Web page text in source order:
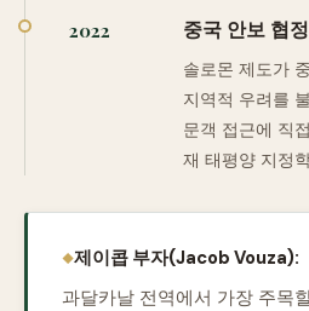
2022 중국 안보 협정
솔로몬 제도가
지역적 우려를
문객 접근에 직
재 태평양 지정
제이콥 부자(Jacob Vouza):
과달카날 전역에서 가장 주목